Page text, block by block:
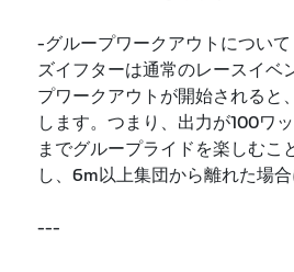
-グループワークアウトについて
ズイフターは通常のレースイベ
プワークアウトが開始されると
します。つまり、出力が100ワ
までグループライドを楽しむ
し、6m以上集団から離れた場
---